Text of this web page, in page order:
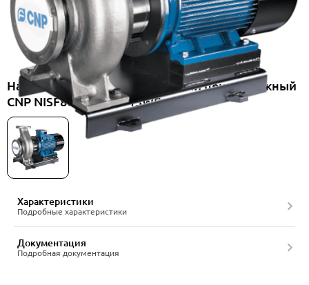
Насос консольно-моноблочный центробежный
CNP NISF80-65-160/11SWF
Характеристики
Подробные характеристики
Документация
Подробная документация